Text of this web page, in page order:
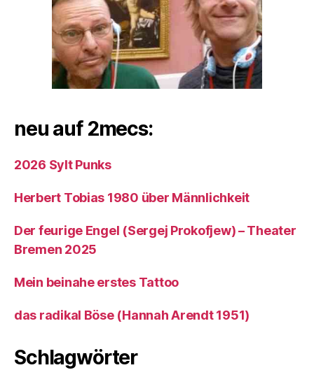
neu auf 2mecs:
2026 Sylt Punks
Herbert Tobias 1980 über Männlichkeit
Der feurige Engel (Sergej Prokofjew) – Theater
Bremen 2025
Mein beinahe erstes Tattoo
das radikal Böse (Hannah Arendt 1951)
Schlagwörter